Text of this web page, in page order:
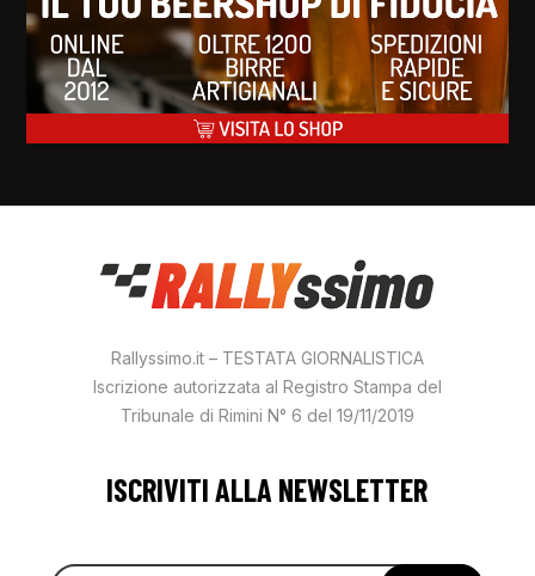
Rallyssimo.it – TESTATA GIORNALISTICA
Iscrizione autorizzata al Registro Stampa del
Tribunale di Rimini N° 6 del 19/11/2019
ISCRIVITI ALLA NEWSLETTER